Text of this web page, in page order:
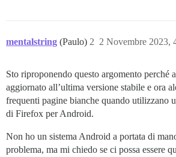
mentalstring (Paulo) 2 Novembre 2023,
2
Sto riproponendo questo argomento perché
aggiornato all’ultima versione stabile e ora
frequenti pagine bianche quando utilizzano
di Firefox per Android.
Non ho un sistema Android a portata di
problema, ma mi chiedo se ci possa essere